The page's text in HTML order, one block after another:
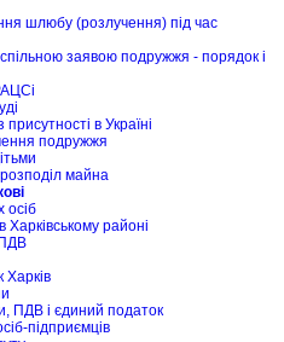
шлюбу (розлучення) під час
заявою подружжя - порядок і
в Україні
подружжя
майна
осіб
районі
Харків
ПДВ і єдиний податок
підприємців